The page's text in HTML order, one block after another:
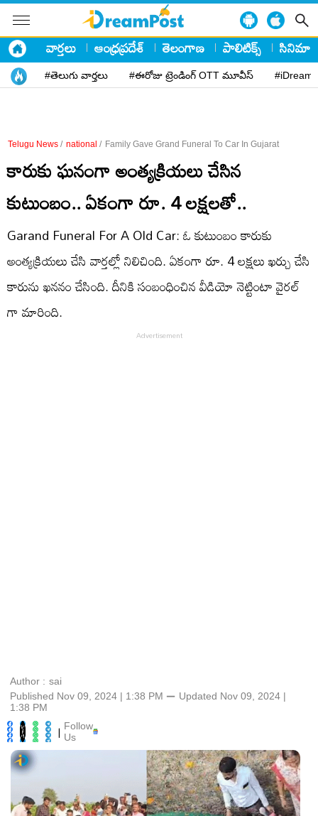
వార్తలు ఆంధ్రప్రదేశ్ తెలంగాణ పాలిటిక్స్ సినిమా
#తెలుగు వార్తలు #ఈరోజు ట్రెండింగ్ OTT మూవీస్
Telugu News / national / Family Gave Grand Funeral To Car In Gujarat
కారుకు ఘనంగా అంత్యక్రియలు చేసిన
కుటుంబం.. ఏకంగా రూ. 4 లక్షలతో..
Garand Funeral For A Old Car: ఓ కుటుంబం కారుకు
అంత్యక్రియలు చేసి వార్తల్లో నిలిచింది. ఏకంగా రూ. 4 లక్షలు ఖర్చు చేసి
కారును ఖననం చేసింది. దీనికి సంబంధించిన వీడియో నెట్టింటా వైరల్
గా మారింది.
Author : sai
Published Nov 09, 2024 | 1:38 PM ⚊ Updated Nov 09, 2024 |
1:38 PM
| Follow
Us